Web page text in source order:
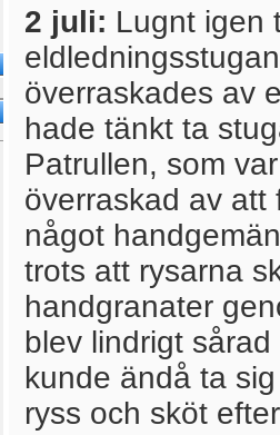
2 juli: Lugnt igen
överraskades av
hade tänkt ta
Patrullen, som
överraskad av
något
trots att rysarna
handgranater
blev lindrigt
kunde ändå ta
ryss och sköt